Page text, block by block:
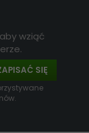
wziąć
SIĘ